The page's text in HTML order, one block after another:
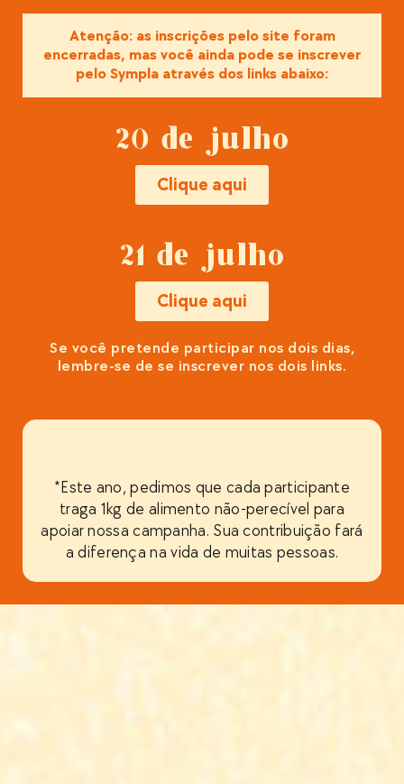
Atenção: as inscrições pelo site foram
encerradas, mas você ainda pode se inscrever
pelo Sympla através dos links abaixo:
20 de julho
Clique aqui
21 de julho
Clique aqui
Se você pretende participar nos dois dias,
lembre-se de se inscrever nos dois links.
*Este ano, pedimos que cada participante
traga 1kg de alimento não-perecível para
apoiar nossa campanha. Sua contribuição fará
a diferença na vida de muitas pessoas.